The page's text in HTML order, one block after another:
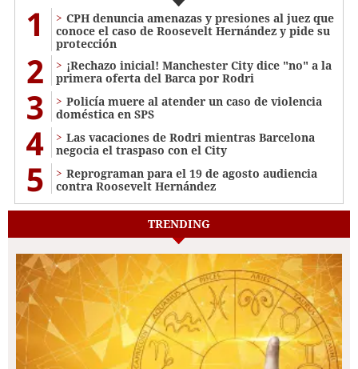
1
CPH denuncia amenazas y presiones al juez que
conoce el caso de Roosevelt Hernández y pide su
protección
2
¡Rechazo inicial! Manchester City dice "no" a la
primera oferta del Barca por Rodri
3
Policía muere al atender un caso de violencia
doméstica en SPS
4
Las vacaciones de Rodri mientras Barcelona
negocia el traspaso con el City
5
Reprograman para el 19 de agosto audiencia
contra Roosevelt Hernández
TRENDING